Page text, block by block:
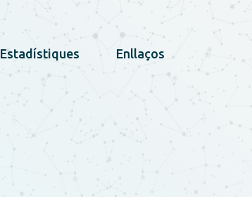
Estadístiques Enllaços